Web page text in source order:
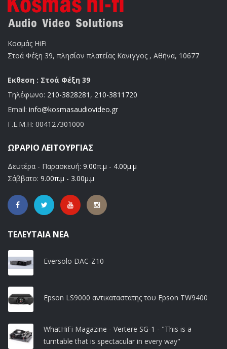
Κοσμάς HiFi
Στοά Φέξη 39, πλησίον πλατείας Κανιγγος , Αθήνα, 10677
Εκθεση : Στοά Φέξη 39
Τηλέφωνο: 210-3828281 , 210-3811720
Email: info@kosmasaudiovideo.gr
Γ.Ε.Μ.Η: 004127301000
ΩΡΆΡΙΟ ΛΕΙΤΟΥΡΓΊΑΣ
Δευτέρα - Παρασκευή: 9.00π.μ - 4.00μ.μ
Σάββατο: 9.00π.μ - 3.00μ.μ
ΤΕΛΕΥΤΑΊΑ ΝΈΑ
Eversolo DAC-Z10
Epson LS9000 αντικαταστατης του Epson TW9400
WhatHiFi Magazine - Vertere SG-1 - "This is a
turntable that is spectacular in every way"